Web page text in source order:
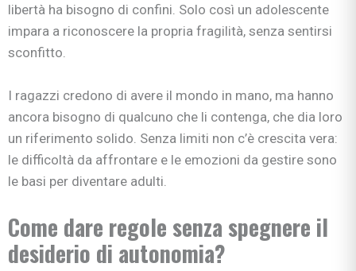
libertà ha bisogno di confini. Solo così un adolescente
impara a riconoscere la propria fragilità, senza sentirsi
sconfitto.
I ragazzi credono di avere il mondo in mano, ma hanno
ancora bisogno di qualcuno che li contenga, che dia loro
un riferimento solido. Senza limiti non c’è crescita vera:
le difficoltà da affrontare e le emozioni da gestire sono
le basi per diventare adulti.
Come dare regole senza spegnere il
desiderio di autonomia?